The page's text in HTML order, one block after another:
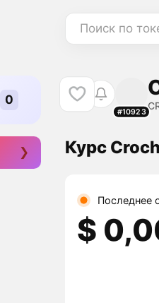
Поиск по
#10923
Курс
Последнее
$